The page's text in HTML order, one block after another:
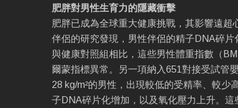
肥胖對男性生育力的隱藏衝擊
肥胖已成為全球重大健康挑戰，其影響遠
伴侶的研究發現，男性伴侶的精子DNA碎片
與健康對照組相比，這些男性體重指數（
爾蒙指標異常。另一項納入651對接受試管
28 kg/m²的男性，出現較低的受精率、較少
子DNA碎片化增加，以及氧化壓力上升。